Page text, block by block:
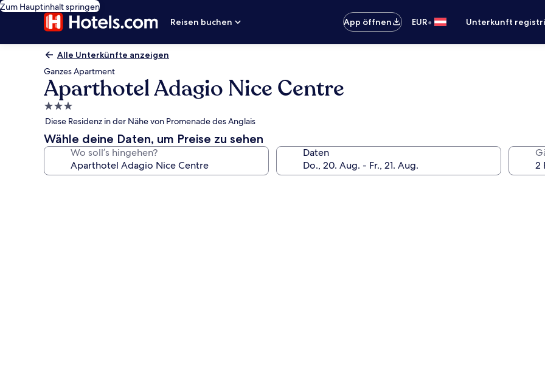
Zum Hauptinhalt springen
Reisen buchen
App öffnen EUR• Unterkunft
Alle Unterkünfte anzeigen
Ganzes Apartment
Aparthotel Adagio Nice Centre
3.0-
Sterne-
Unterkunft
Diese Residenz in der Nähe von Promenade des Anglais
Wähle deine Daten, um Preise zu sehen
Wo soll’s hingehen? Daten